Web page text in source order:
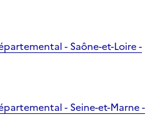
- Saône-et-Loire -
- Seine-et-Marne -